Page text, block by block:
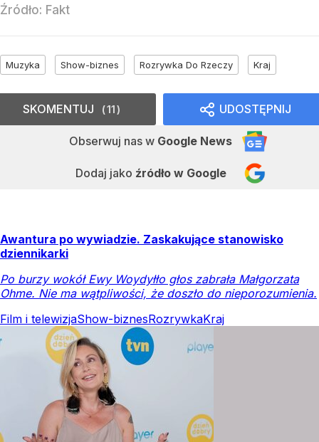
Źródło: Fakt
Muzyka Show-biznes Rozrywka Do Rzeczy Kraj
UDOSTĘPNIJ
Obserwuj nas w Google News
Dodaj jako źródło w Google
SKOMENTUJ 11
Awantura po wywiadzie. Zaskakujące stanowisko
dziennikarki
Po burzy wokół Ewy Woydyłło głos zabrała Małgorzata
Ohme. Nie ma wątpliwości, że doszło do nieporozumienia.
Film i telewizjaShow-biznesRozrywkaKraj